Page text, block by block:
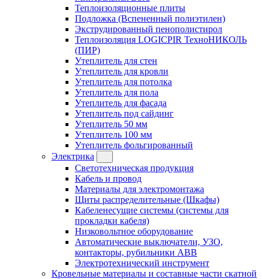
Теплоизоляционные плиты
Подложка (Вспененный полиэтилен)
Экструдированный пенополистирол
Теплоизоляция LOGICPIR ТехноНИКОЛЬ
(ПИР)
Утеплитель для стен
Утеплитель для кровли
Утеплитель для потолка
Утеплитель для пола
Утеплитель для фасада
Утеплитель под сайдинг
Утеплитель 50 мм
Утеплитель 100 мм
Утеплитель фольгированный
Электрика
Светотехническая продукция
Кабель и провод
Материалы для электромонтажа
Щиты распределительные (Шкафы)
Кабеленесущие системы (системы для
прокладки кабеля)
Низковольтное оборудование
Автоматические выключатели, УЗО,
контакторы, рубильники ABB
Электротехнический инструмент
Кровельные материалы и составные части скатной